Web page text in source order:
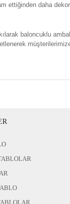
ettiğinden daha
baloncuklu
müşterilerimize